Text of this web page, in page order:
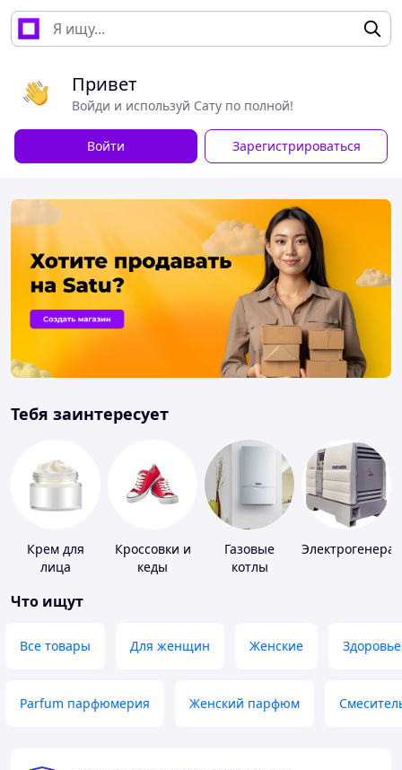
Привет
Войди и используй Сату по полной!
Войти Зарегистрироваться
Тебя заинтересует
Крем для
лица
Кроссовки и
кеды
Газовые
котлы
Что ищут
Все товары Для женщин Женские Здоровье
Parfum парфюмерия Женский парфюм